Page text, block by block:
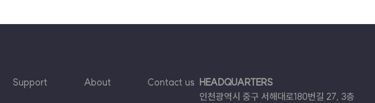
Support About Contact us HEADQUARTERS
인천광역시 중구 서해대로180번길 27, 3층